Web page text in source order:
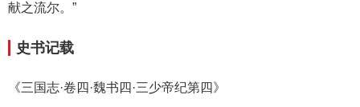
献之流尔。”
史书记载
《三国志·卷四·魏书四·三少帝纪第四》